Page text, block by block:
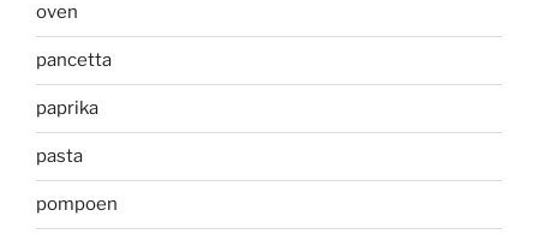
oven
pancetta
paprika
pasta
pompoen